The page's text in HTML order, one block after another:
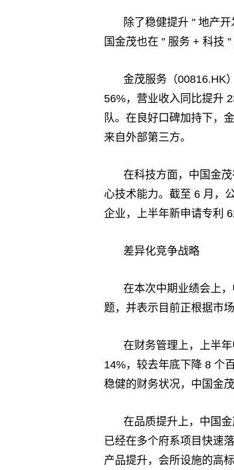
除了稳健提升 " 地产
国金茂也在 " 服务 + 科技 "
金茂服务（00816.HK
56%，营业收入同比提升
队。在良好口碑加持下，
来自外部第三方。
在科技方面，中国金
心技术能力。截至 6 月，
企业，上半年新申请专利
差异化竞争战略
在本次中期业绩会上
题，并表示目前正根据市
在财务管理上，上半
14%，较去年底下降 8 个
稳健的财务状况，中国金
在品质提升上，中国
已经在多个府系项目快速
产品提升，会所设施的高